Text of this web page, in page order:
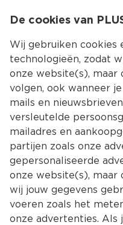
De cookies van
Wij gebruiken cookies
technologieën, zodat
onze website(s), maar
volgen, ook wanneer
mails en
versleutelde
mailadres en
partijen zoals onze
gepersonaliseerde
onze website(s), maar
wij jouw gegevens
voeren zoals het
onze advertenties. Als